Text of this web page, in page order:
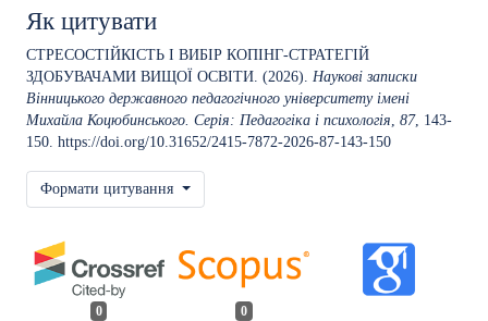
Як цитувати
СТРЕСОСТІЙКІСТЬ І ВИБІР КОПІНГ-СТРАТЕГІЙ
ЗДОБУВАЧАМИ ВИЩОЇ ОСВІТИ. (2026). Наукові записки
Вінницького державного педагогічного університету імені
Михайла Коцюбинського. Серія: Педагогіка і психологія, 87, 143-
150. https://doi.org/10.31652/2415-7872-2026-87-143-150
Формати цитування
0 0